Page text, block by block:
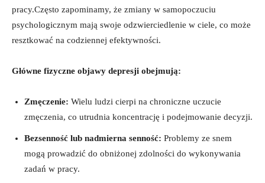
pracy.Często zapominamy, że zmiany w samopoczuciu
psychologicznym mają ⁤swoje ‍odzwierciedlenie w ciele, co może
resztkować ‍na codziennej efektywności.
Główne fizyczne objawy depresji obejmują:
Zmęczenie: Wielu‍ ludzi cierpi ​na ‍chroniczne uczucie
zmęczenia, co utrudnia ⁣koncentrację i‍ podejmowanie decyzji.
Bezsenność lub⁢ nadmierna senność: Problemy ze snem⁢
mogą prowadzić do obniżonej zdolności do wykonywania
zadań w pracy.